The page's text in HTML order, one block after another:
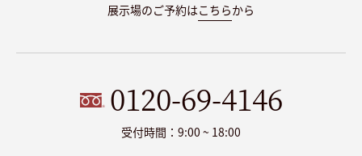
展示場のご予約はこちらから
0120-69-4146
受付時間：9:00 ~ 18:00